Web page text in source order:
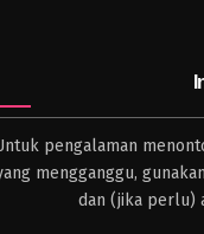
pengalaman
mengganggu,
dan (jika perlu)